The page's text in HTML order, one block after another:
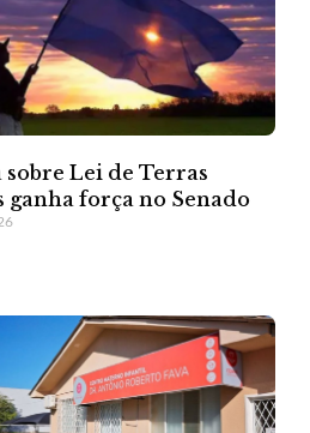
Lei de Terras
ganha força no Senado